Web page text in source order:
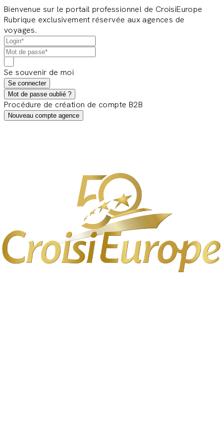
Bienvenue sur le portail professionnel de CroisiEurope
Rubrique exclusivement réservée aux agences de
voyages.
Se souvenir de moi
Se connecter
Mot de passe oublié ?
Procédure de création de compte B2B
Nouveau compte agence